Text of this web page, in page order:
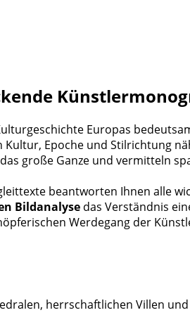
Europas
Epoche und Stilrichtung
große Ganze und vermitteln
beantworten Ihnen alle
Bildanalyse das Verständnis
Werdegang der
herrschaftlichen Villen